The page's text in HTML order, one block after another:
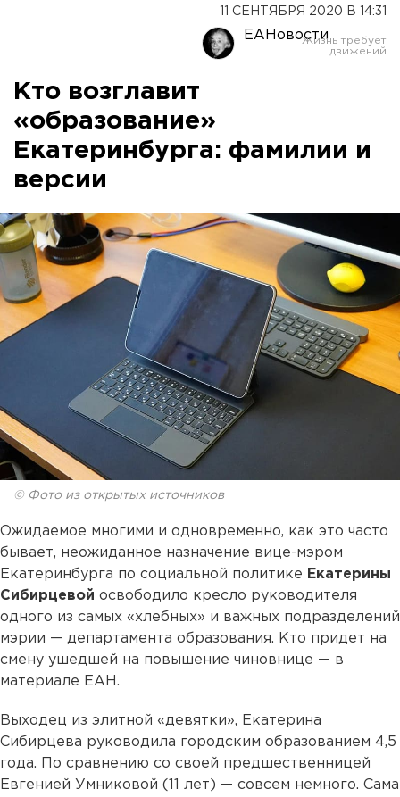
11 СЕНТЯБРЯ 2020 В 14:31
ЕАНовости
Кто возглавит
«образование»
Екатеринбурга: фамилии и
версии
© Фото из открытых источников
Ожидаемое многими и одновременно, как это часто
бывает, неожиданное назначение вице-мэром
Екатеринбурга по социальной политике Екатерины
Сибирцевой освободило кресло руководителя
одного из самых «хлебных» и важных подразделений
мэрии — департамента образования. Кто придет на
смену ушедшей на повышение чиновнице — в
материале ЕАН.
Выходец из элитной «девятки», Екатерина
Сибирцева руководила городским образованием 4,5
года. По сравнению со своей предшественницей
Евгенией Умниковой (11 лет) — совсем немного. Сама